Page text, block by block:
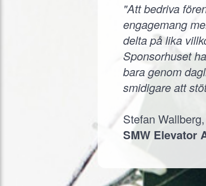
"Att bedriva
engagemang
delta på lika
Sponsorhuset
bara genom
smidigare att
Stefan
SMW Elevator